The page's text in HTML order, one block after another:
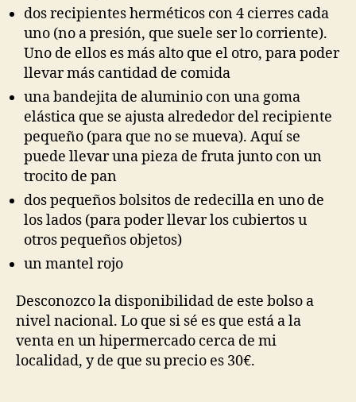
dos recipientes herméticos con 4 cierres cada
uno (no a presión, que suele ser lo corriente).
Uno de ellos es más alto que el otro, para poder
llevar más cantidad de comida
una bandejita de aluminio con una goma
elástica que se ajusta alrededor del recipiente
pequeño (para que no se mueva). Aquí se
puede llevar una pieza de fruta junto con un
trocito de pan
dos pequeños bolsitos de redecilla en uno de
los lados (para poder llevar los cubiertos u
otros pequeños objetos)
un mantel rojo
Desconozco la disponibilidad de este bolso a
nivel nacional. Lo que si sé es que está a la
venta en un hipermercado cerca de mi
localidad, y de que su precio es 30€.